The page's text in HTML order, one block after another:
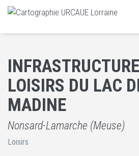
LOISIRS DU LAC
MADINE
Nonsard-Lamarche (Meuse)
Loisirs